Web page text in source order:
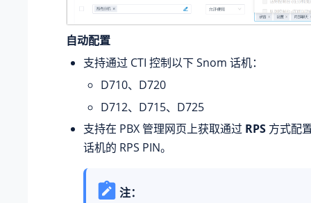
自动配置
支持通过 CTI 控制以下 Snom 话机：
D710、D720
D712、D715、D725
支持在 PBX 管理网页上获取通过 RPS 方式配
话机的 RPS PIN。
注：